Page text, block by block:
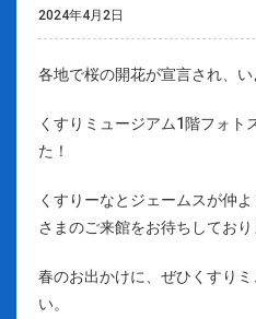
2024年4月2日
各地で桜の開花が宣言され、い
くすりミュージアム1 階フォト
た！
くすりーなとジェームスが仲
さまのご来館をお待ちしており
春のお出かけに、ぜひくすり
い。